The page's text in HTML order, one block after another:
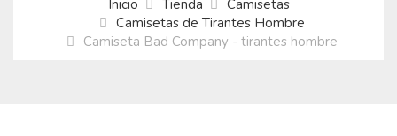
Inicio Tienda
Camisetas
Camisetas de Tirantes Hombre
Camiseta Bad Company - tirantes hombre